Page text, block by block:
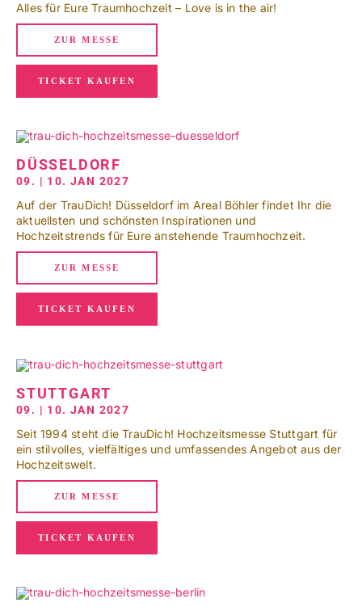
Alles für Eure Traumhochzeit – Love is in the air!
ZUR MESSE
TICKET KAUFEN
DÜSSELDORF
09. | 10. JAN 2027
Auf der TrauDich! Düsseldorf im Areal Böhler findet Ihr die
aktuellsten und schönsten Inspirationen und
Hochzeitstrends für Eure anstehende Traumhochzeit.
ZUR MESSE
TICKET KAUFEN
STUTTGART
09. | 10. JAN 2027
Seit 1994 steht die TrauDich! Hochzeitsmesse Stuttgart für
ein stilvolles, vielfältiges und umfassendes Angebot aus der
Hochzeitswelt.
ZUR MESSE
TICKET KAUFEN